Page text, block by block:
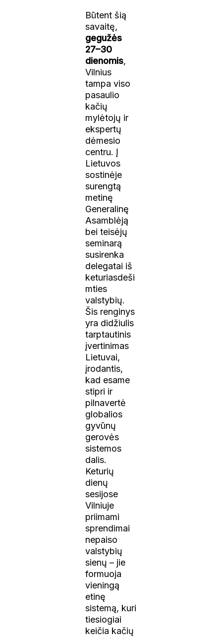
Būtent šią
savaitę,
gegužės
27–30
dienomis,
Vilnius
tampa viso
pasaulio
kačių
mylėtojų ir
ekspertų
dėmesio
centru. Į
Lietuvos
sostinėje
surengtą
metinę
Generalinę
Asamblėją
bei teisėjų
seminarą
susirenka
delegatai iš
keturiasdeši
mties
valstybių.
Šis renginys
yra didžiulis
tarptautinis
įvertinimas
Lietuvai,
įrodantis,
kad esame
stipri ir
pilnavertė
globalios
gyvūnų
gerovės
sistemos
dalis.
Keturių
dienų
sesijose
Vilniuje
priimami
sprendimai
nepaiso
valstybių
sienų – jie
formuoja
vieningą
etinę
sistemą, kuri
tiesiogiai
keičia kačių